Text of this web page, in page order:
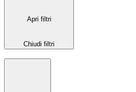
Apri filtri
Chiudi filtri